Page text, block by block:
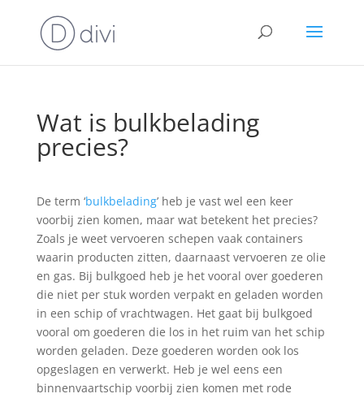
Wat is bulkbelading
precies?
De term ‘bulkbelading’ heb je vast wel een keer
voorbij zien komen, maar wat betekent het precies?
Zoals je weet vervoeren schepen vaak containers
waarin producten zitten, daarnaast vervoeren ze olie
en gas. Bij bulkgoed heb je het vooral over goederen
die niet per stuk worden verpakt en geladen worden
in een schip of vrachtwagen. Het gaat bij bulkgoed
vooral om goederen die los in het ruim van het schip
worden geladen. Deze goederen worden ook los
opgeslagen en verwerkt. Heb je wel eens een
binnenvaartschip voorbij zien komen met rode